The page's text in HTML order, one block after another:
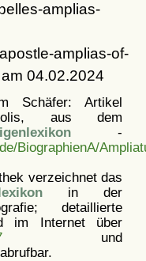
amplias-
amplias-of-
04.02.2024
Schäfer: Artikel
aus dem
-
BiographienA/
verzeichnet das
in der
detaillierte
im Internet über
und